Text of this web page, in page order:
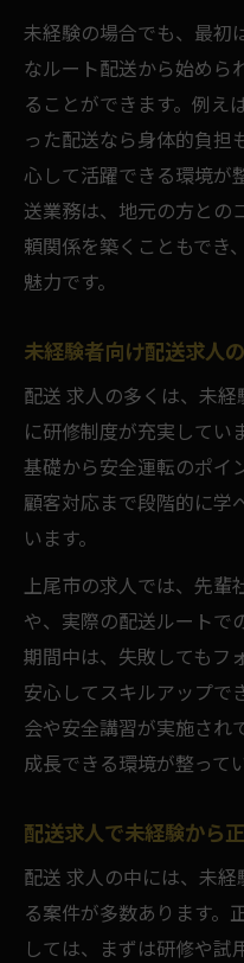
未経験の場合でも、最初
なルート配送から始めら
ることができます。例え
った配送なら身体的負担
心して活躍できる環境が
送業務は、地元の方との
頼関係を築くこともでき
魅力です。
未経験者向け配送求人
配送 求人の多くは、未
に研修制度が充実してい
基礎から安全運転のポイ
顧客対応まで段階的に学
います。
上尾市の求人では、先
や、実際の配送ルートで
期間中は、失敗してもフ
安心してスキルアップで
会や安全講習が実施され
成長できる環境が整って
配送求人で未経験から
配送 求人の中には、未
る案件が多数あります。
しては、まずは研修や試